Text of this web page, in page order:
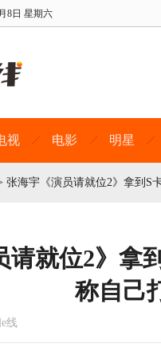
8日 星期六
视 电影 明星
张海宇《演员请就位2》拿到S
请就位2》拿
称自己
线